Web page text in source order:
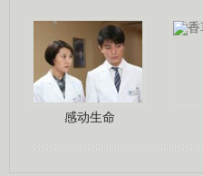
感动生命